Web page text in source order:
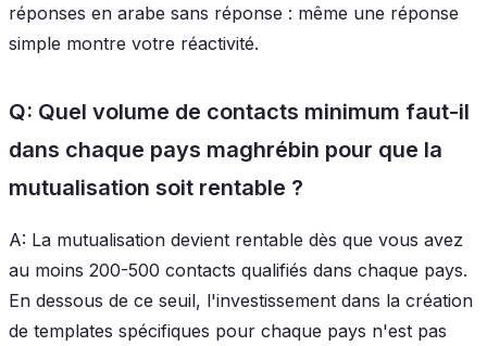
réponses en arabe sans réponse : même une réponse
simple montre votre réactivité.
Q: Quel volume de contacts minimum faut-il
dans chaque pays maghrébin pour que la
mutualisation soit rentable ?
A: La mutualisation devient rentable dès que vous avez
au moins 200-500 contacts qualifiés dans chaque pays.
En dessous de ce seuil, l'investissement dans la création
de templates spécifiques pour chaque pays n'est pas